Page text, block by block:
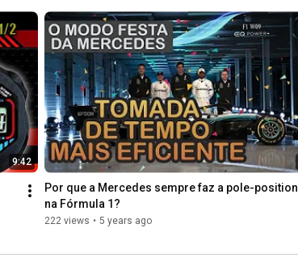
9:42
Por que a Mercedes sempre faz a pole-position
na Fórmula 1?
222 views • 5 years ago